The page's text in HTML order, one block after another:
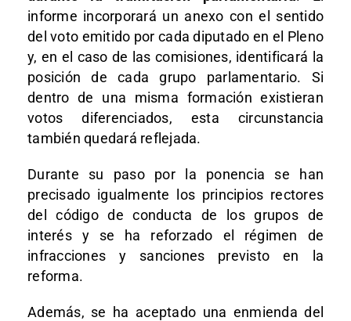
informe incorporará un anexo con el sentido
del voto emitido por cada diputado en el Pleno
y, en el caso de las comisiones, identificará la
posición de cada grupo parlamentario. Si
dentro de una misma formación existieran
votos diferenciados, esta circunstancia
también quedará reflejada.
Durante su paso por la ponencia se han
precisado igualmente los principios rectores
del código de conducta de los grupos de
interés y se ha reforzado el régimen de
infracciones y sanciones previsto en la
reforma.
Además, se ha aceptado una enmienda del